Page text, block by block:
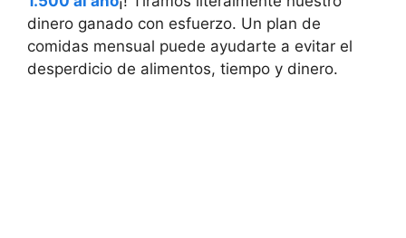
dinero ganado con esfuerzo. Un plan de
comidas mensual puede ayudarte a evitar el
desperdicio de alimentos, tiempo y dinero.